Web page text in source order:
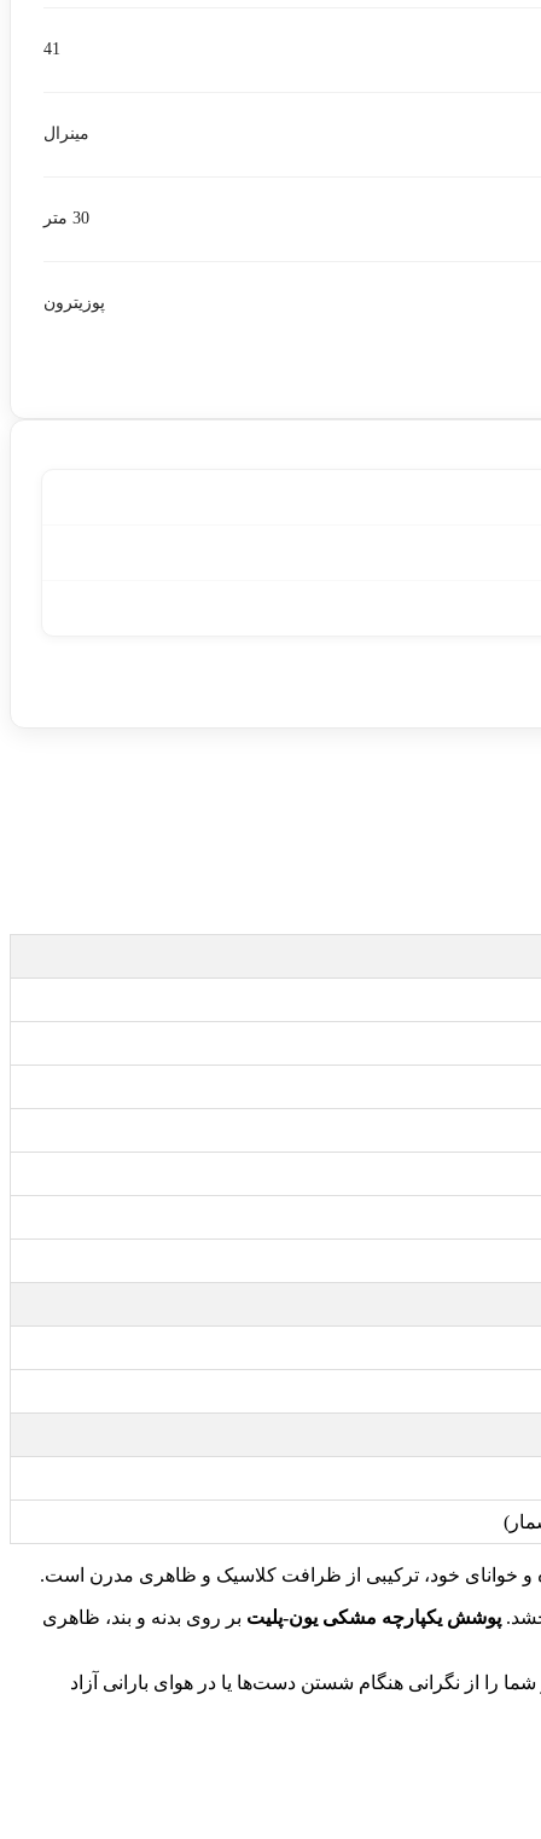
41
مینرال
30 متر
پوزیترون
پوشش یکپارچه مشکی یون-پلیت بر روی بدنه و بند، ظاهری
را از نگرانی هنگام شستن دست‌ها یا در هوای بارانی آزاد